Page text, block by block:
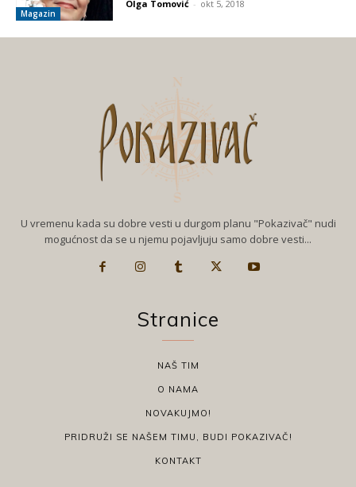
Magazin
Olga Tomović - okt 5, 2018
U vremenu kada su dobre vesti u durgom planu "Pokazivač" nudi
mogućnost da se u njemu pojavljuju samo dobre vesti...
Stranice
NAŠ TIM
O NAMA
NOVAKUJMO!
PRIDRUŽI SE NAŠEM TIMU, BUDI POKAZIVAČ!
KONTAKT